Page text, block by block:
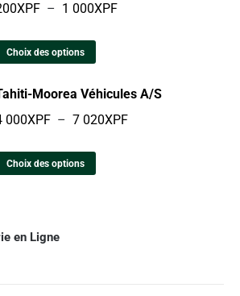
XPF – 1 000XPF
Choix des options
Moorea Véhicules A/S
000XPF – 7 020XPF
Choix des options
en Ligne